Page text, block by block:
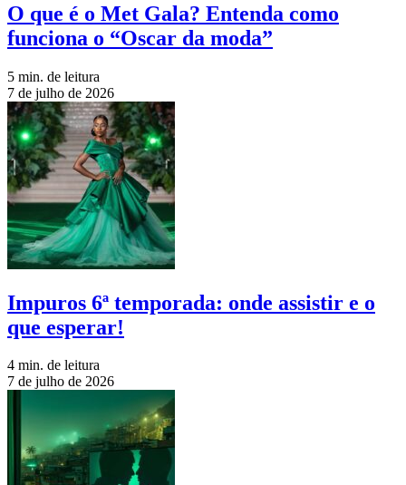
O que é o Met Gala? Entenda como
funciona o “Oscar da moda”
5 min. de leitura
7 de julho de 2026
Impuros 6ª temporada: onde assistir e o
que esperar!
4 min. de leitura
7 de julho de 2026